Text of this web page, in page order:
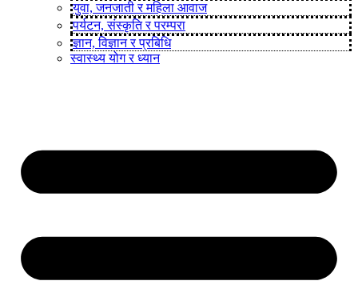
युवा, जनजाती र महिला आवाज
पर्यटन, संस्कृति र परम्परा
ज्ञान, विज्ञान र प्रबिधि
स्वास्थ्य योग र ध्यान